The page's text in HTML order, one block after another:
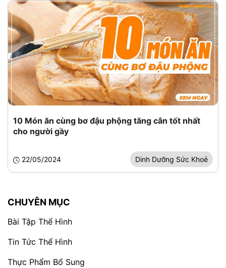
10 Món ăn cùng bơ đậu phộng tăng cân tốt nhất
cho người gầy
22/05/2024 Dinh Dưỡng Sức Khoẻ
CHUYÊN MỤC
Bài Tập Thể Hình
Tin Tức Thể Hình
Thực Phẩm Bổ Sung